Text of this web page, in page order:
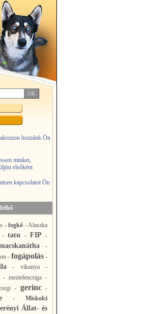
hozzánk Ön
minket,
elsőként
kapcsolatot Ön
- fogkő -Alaszka
-tatu - FIP -
-
- fogápolás -
- vikunya-
-meztelencsiga -
- gerinc-
- Miskolci
Állat- és